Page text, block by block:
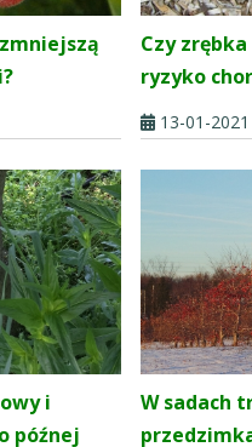
Czy
ryzyko
13-01-2021
i
późnej
W sadach